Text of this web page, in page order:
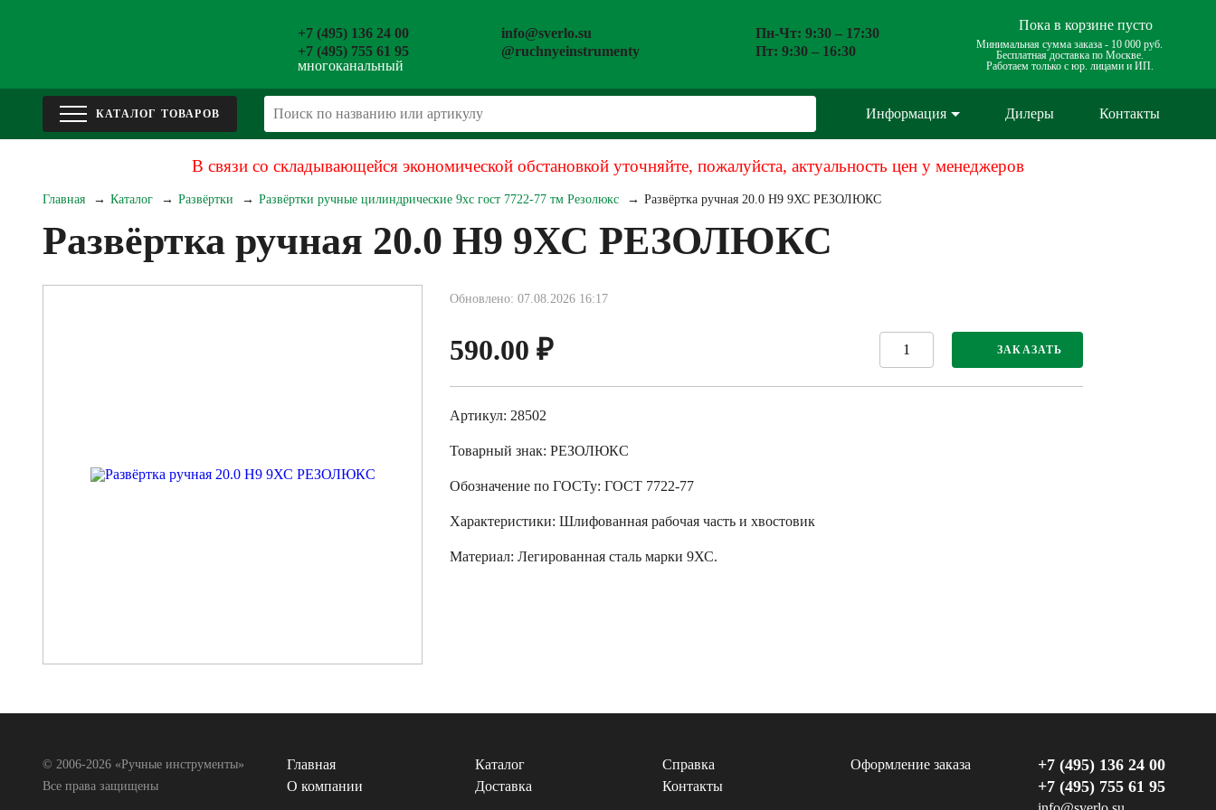
+7 (495) 136 24 00
+7 (495) 755 61 95
многоканальный
info@sverlo.su
@ruchnyeinstrumenty
Пн-Чт: 9:30 – 17:30
Пт: 9:30 – 16:30
Пока в корзине пусто
Минимальная сумма заказа - 10 000 руб.
Бесплатная доставка по Москве.
Работаем только с юр. лицами и ИП.
Информация Дилеры Контакты
В связи со складывающейся экономической обстановкой уточняйте, пожалуйста, актуальность цен у менеджеров
Главная Каталог Развёртки Развёртки ручные цилиндрические 9хс гост 7722-77 тм Резолюкс Развёртка ручная 20.0 Н9 9ХС РЕЗОЛЮКС
Развёртка ручная 20.0 Н9 9ХС РЕЗОЛЮКС
Обновлено: 07.08.2026 16:17
590.00 ₽ ЗАКАЗАТЬ
Артикул: 28502
Товарный знак: РЕЗОЛЮКС
Обозначение по ГОСТу: ГОСТ 7722-77
Характеристики: Шлифованная рабочая часть и хвостовик
Материал: Легированная сталь марки 9ХС.
© 2006-2026 «Ручные инструменты»
Все права защищены
Главная Каталог Справка
Оформление заказа
О компании
Доставка Контакты
+7 (495) 136 24 00
+7 (495) 755 61 95